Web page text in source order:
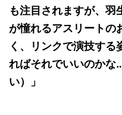
も注目されますが、羽
が憧れるアスリートの
く、リンクで演技する
ればそれでいいのかな
い）」